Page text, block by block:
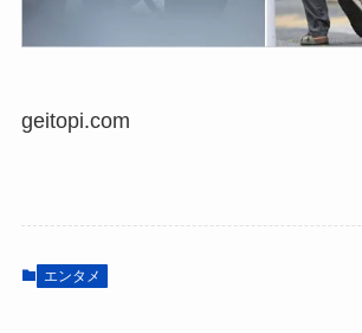
geitopi.com
エンタメ